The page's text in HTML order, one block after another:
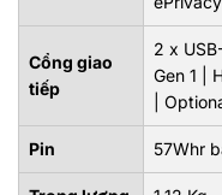
Cổng giao
tiếp
2 x
Gen 1 |
|
Pin 57Whr